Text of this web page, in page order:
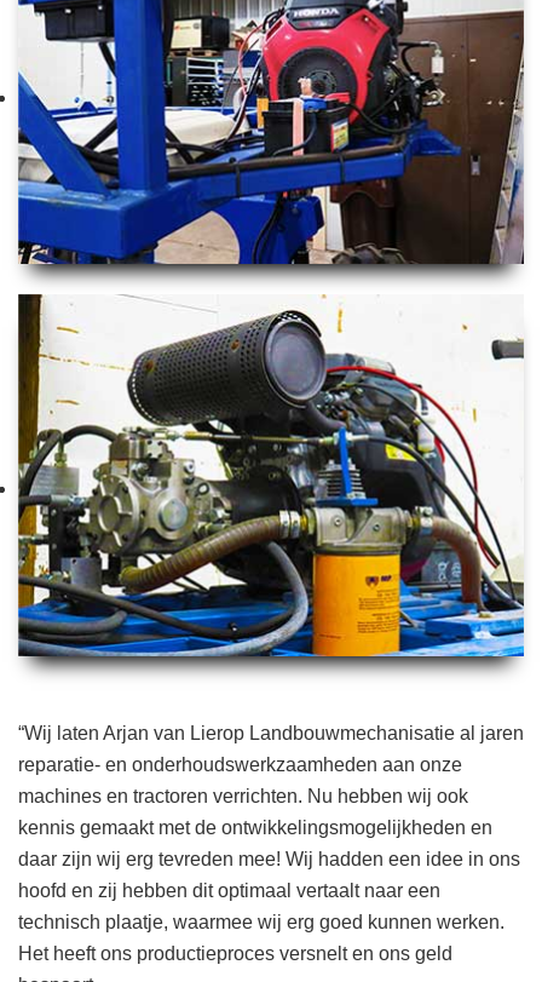
“Wij laten Arjan van Lierop Landbouwmechanisatie al jaren
reparatie- en onderhoudswerkzaamheden aan onze
machines en tractoren verrichten. Nu hebben wij ook
kennis gemaakt met de ontwikkelingsmogelijkheden en
daar zijn wij erg tevreden mee! Wij hadden een idee in ons
hoofd en zij hebben dit optimaal vertaalt naar een
technisch plaatje, waarmee wij erg goed kunnen werken.
Het heeft ons productieproces versnelt en ons geld